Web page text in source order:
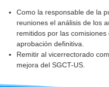
Como la responsable de la
reuniones el análisis de los
remitidos por las
aprobación definitiva.
Remitir al vicerrectorado
mejora del SGCT-US.